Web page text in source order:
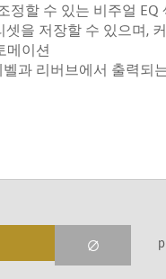
정할 수 있는 비주얼 EQ
을 저장할 수 있으며,
메이션
과 리버브에서 출력되
∅